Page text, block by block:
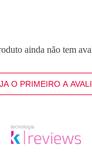
ainda não tem
O PRIMEIRO A